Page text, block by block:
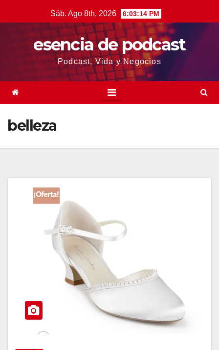
al
contenido
Sáb. Ago 8th, 2026 6:03:15 PM
esencia de podcast
Podcast, Vida y Negocios
belleza